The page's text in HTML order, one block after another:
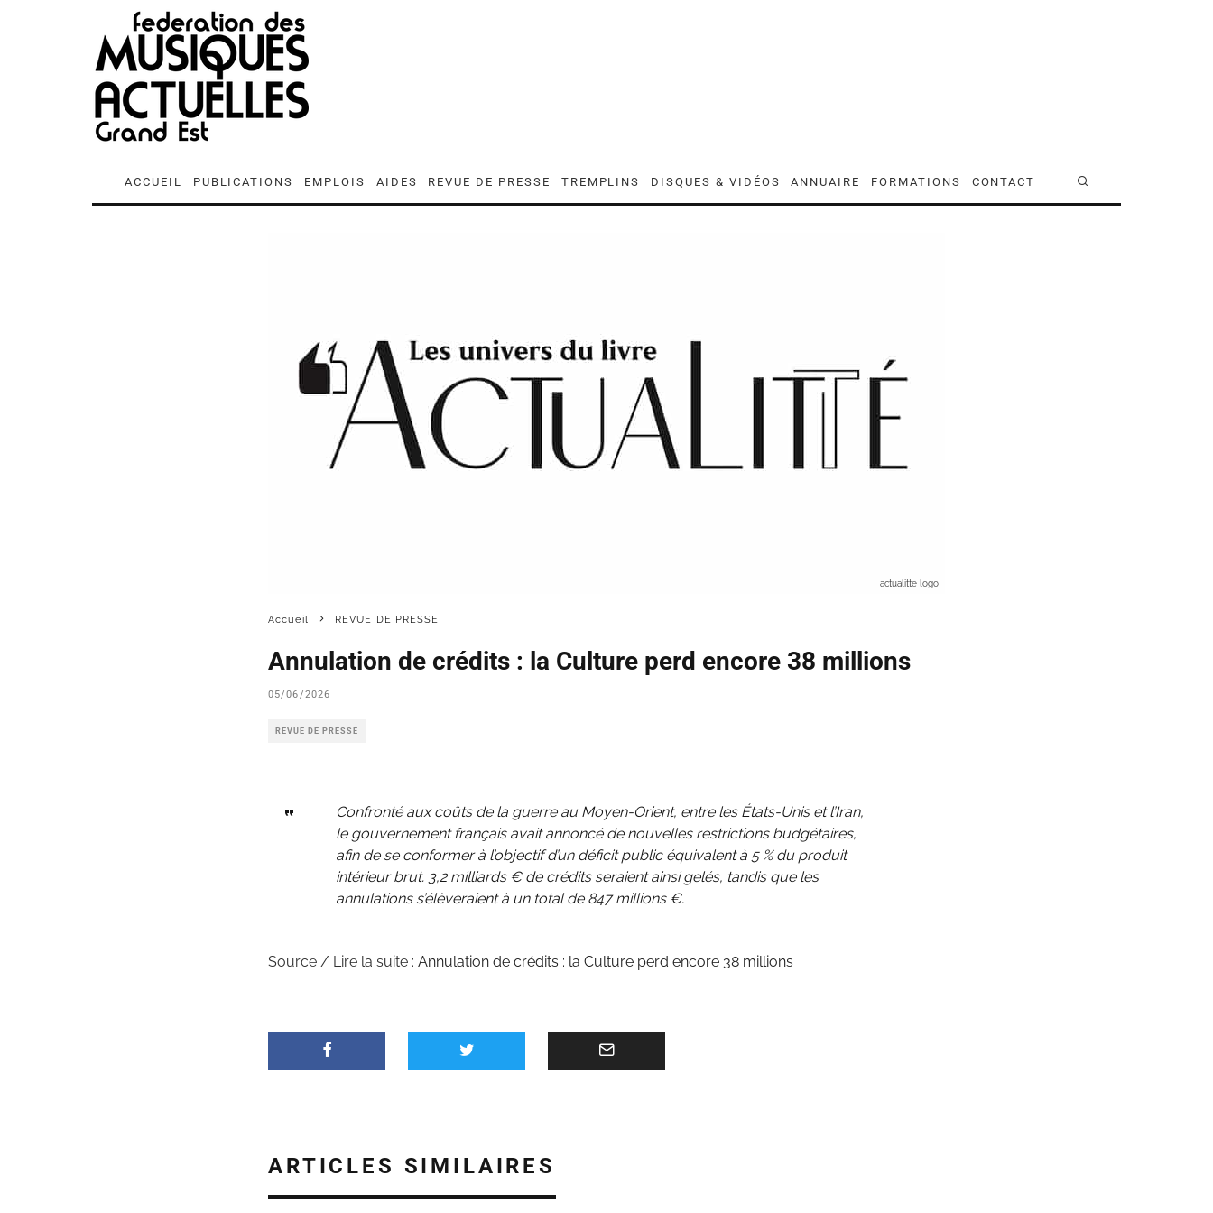
ACCUEIL PUBLICATIONS EMPLOIS AIDES REVUE DE PRESSE TREMPLINS DISQUES & VIDÉOS ANNUAIRE FORMATIONS CONTACT
actualitte logo
Accueil REVUE DE PRESSE
Annulation de crédits : la Culture perd encore 38 millions
05/06/2026
REVUE DE PRESSE
Confronté aux coûts de la guerre au Moyen-Orient, entre les États-Unis et l’Iran,
le gouvernement français avait annoncé de nouvelles restrictions budgétaires,
afin de se conformer à l’objectif d’un déficit public équivalent à 5 % du produit
intérieur brut. 3,2 milliards € de crédits seraient ainsi gelés, tandis que les
annulations s’élèveraient à un total de 847 millions €.
Source / Lire la suite : Annulation de crédits : la Culture perd encore 38 millions
ARTICLES SIMILAIRES